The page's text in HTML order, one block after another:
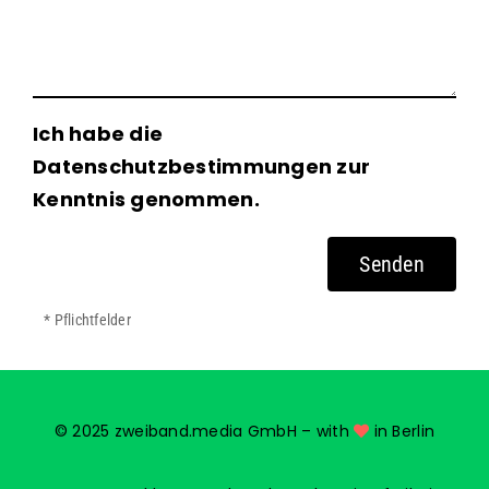
Ich habe die
Datenschutzbestimmungen zur
Kenntnis genommen.
* Pflichtfelder
© 2025 zweiband.media GmbH – with in Berlin